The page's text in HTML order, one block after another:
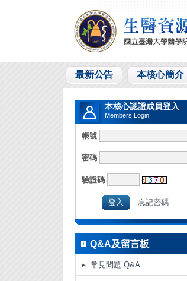
最新公告 本核心簡介
本核心認證成員登入
Members Login
帳號
密碼
驗證碼
忘記密碼
Q&A及留言板
常見問題 Q&A